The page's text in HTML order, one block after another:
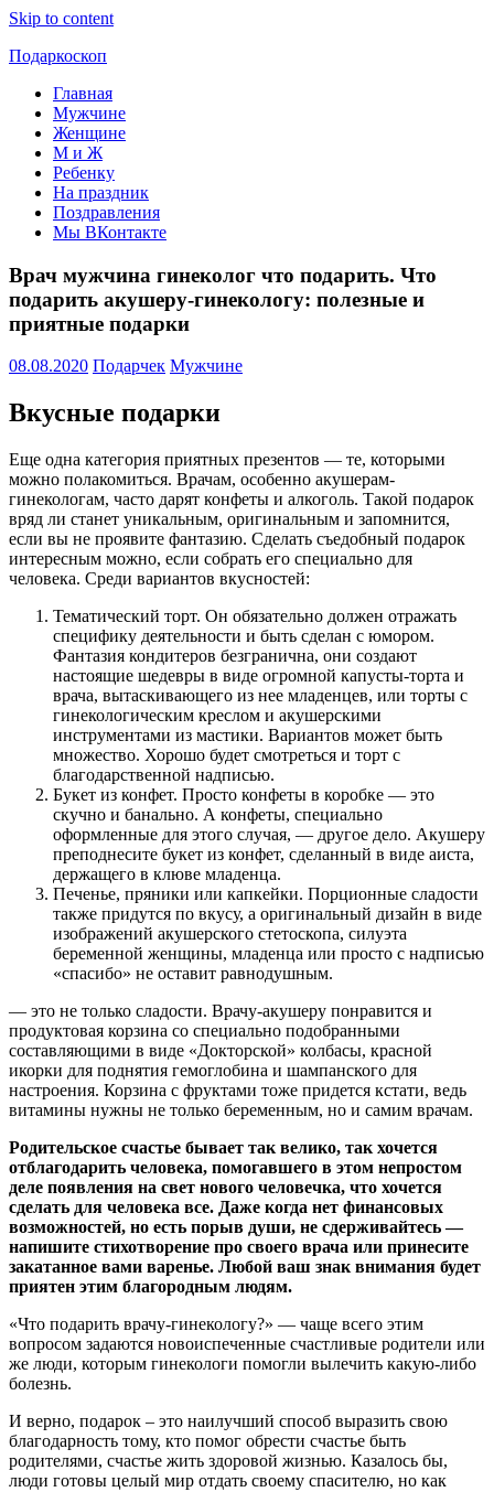
Skip to content
Подаркоскоп
Поможем
выбрать
подарить
Главная
Мужчине
Женщине
М и Ж
Ребенку
На праздник
Поздравления
Мы ВКонтакте
Врач мужчина гинеколог что подарить. Что
подарить акушеру-гинекологу: полезные и
приятные подарки
08.08.2020 Подарчек Мужчине
Вкусные подарки
Еще одна категория приятных презентов — те, которыми
можно полакомиться. Врачам, особенно акушерам-
гинекологам, часто дарят конфеты и алкоголь. Такой подарок
вряд ли станет уникальным, оригинальным и запомнится,
если вы не проявите фантазию. Сделать съедобный подарок
интересным можно, если собрать его специально для
человека. Среди вариантов вкусностей:
Тематический торт. Он обязательно должен отражать
специфику деятельности и быть сделан с юмором.
Фантазия кондитеров безгранична, они создают
настоящие шедевры в виде огромной капусты-торта и
врача, вытаскивающего из нее младенцев, или торты с
гинекологическим креслом и акушерскими
инструментами из мастики. Вариантов может быть
множество. Хорошо будет смотреться и торт с
благодарственной надписью.
Букет из конфет. Просто конфеты в коробке — это
скучно и банально. А конфеты, специально
оформленные для этого случая, — другое дело. Акушеру
преподнесите букет из конфет, сделанный в виде аиста,
держащего в клюве младенца.
Печенье, пряники или капкейки. Порционные сладости
также придутся по вкусу, а оригинальный дизайн в виде
изображений акушерского стетоскопа, силуэта
беременной женщины, младенца или просто с надписью
«спасибо» не оставит равнодушным.
— это не только сладости. Врачу-акушеру понравится и
продуктовая корзина со специально подобранными
составляющими в виде «Докторской» колбасы, красной
икорки для поднятия гемоглобина и шампанского для
настроения. Корзина с фруктами тоже придется кстати, ведь
витамины нужны не только беременным, но и самим врачам.
Родительское счастье бывает так велико, так хочется
отблагодарить человека, помогавшего в этом непростом
деле появления на свет нового человечка, что хочется
сделать для человека все. Даже когда нет финансовых
возможностей, но есть порыв души, не сдерживайтесь —
напишите стихотворение про своего врача или принесите
закатанное вами варенье. Любой ваш знак внимания будет
приятен этим благородным людям.
«Что подарить врачу-гинекологу?» — чаще всего этим
вопросом задаются новоиспеченные счастливые родители или
же люди, которым гинекологи помогли вылечить какую-либо
болезнь.
И верно, подарок – это наилучший способ выразить свою
благодарность тому, кто помог обрести счастье быть
родителями, счастье жить здоровой жизнью. Казалось бы,
люди готовы целый мир отдать своему спасителю, но как